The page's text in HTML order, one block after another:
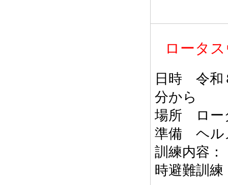
ロータ
日時 令和
分から
場所 ロー
準備 ヘル
訓練内容：
時避難訓